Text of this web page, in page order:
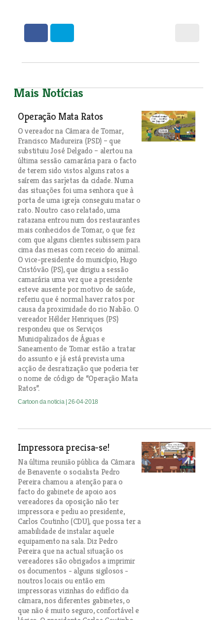
Mais Notícias
Operação Mata Ratos
O vereador na Câmara de Tomar,
Francisco Madureira (PSD) – que
substituiu José Delgado – alertou na
última sessão camarária para o facto
de terem sido vistos alguns ratos a
saírem das sarjetas da cidade. Numa
das situações foi uma senhora que à
porta de uma igreja conseguiu matar o
rato. Noutro caso relatado, uma
ratazana entrou num dos restaurantes
mais conhecidos de Tomar, o que fez
com que alguns clientes subissem para
cima das mesas com receio do animal.
O vice-presidente do município, Hugo
Cristóvão (PS), que dirigiu a sessão
camarária uma vez que a presidente
esteve ausente por motivo de saúde,
referiu que é normal haver ratos por
causa da proximidade do rio Nabão. O
vereador Hélder Henriques (PS)
respondeu que os Serviços
Municipalizados de Águas e
Saneamento de Tomar estão a tratar
do assunto e já está prevista uma
acção de desratização que poderia ter
o nome de código de “Operação Mata
Ratos”.
Cartoon da noticia | 26-04-2018
Impressora precisa-se!
Na última reunião pública da Câmara
de Benavente o socialista Pedro
Pereira chamou a atenção para o
facto do gabinete de apoio aos
vereadores da oposição não ter
impressora e pediu ao presidente,
Carlos Coutinho (CDU), que possa ter a
amabilidade de instalar aquele
equipamento na sala. Diz Pedro
Pereira que na actual situação os
vereadores são obrigados a imprimir
os documentos - alguns sigilosos -
noutros locais ou então em
impressoras vizinhas do edifício da
câmara, nos diferentes gabinetes, o
que não é muito seguro, confortável e